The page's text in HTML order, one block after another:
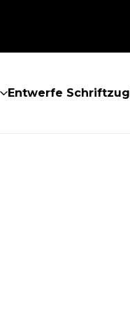
Entwerfe Schriftzug